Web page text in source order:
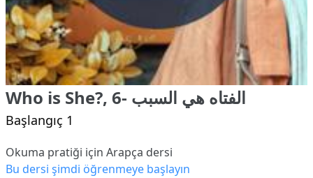
Who is She?, 6- الفتاه هي السبب
Başlangıç 1
Okuma pratiği için Arapça dersi
Bu dersi şimdi öğrenmeye başlayın